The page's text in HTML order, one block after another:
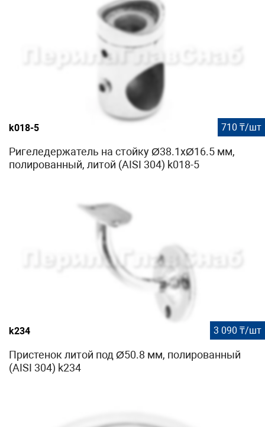
k018-5 710 ₸/шт
Ригеледержатель на стойку Ø38.1хØ16.5 мм,
полированный, литой (AISI 304) k018-5
k234 3 090 ₸/шт
Пристенок литой под Ø50.8 мм, полированный
(AISI 304) k234